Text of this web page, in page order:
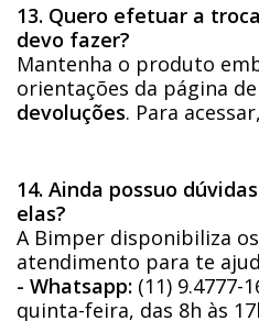
13. Quero efetuar a
devo fazer?
Mantenha o produto
orientações da página de
devoluções. Para
14. Ainda possuo
elas?
A Bimper disponibiliza
atendimento para te
- Whatsapp: (11) 9.4777-
quinta-feira, das 8h às